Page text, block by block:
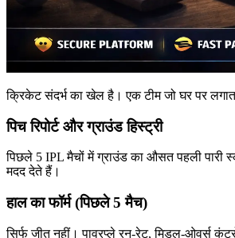
क्रिकेट संदर्भ का खेल है। एक टीम जो घर पर
पिच रिपोर्ट और ग्राउंड हिस्ट्री
पिछले 5 IPL मैचों में ग्राउंड का औसत पहली पारी
मदद देते हैं।
हाल का फॉर्म (पिछले 5 मैच)
सिर्फ जीत नहीं। पावरप्ले रन-रेट, मिडल-ओवर्स